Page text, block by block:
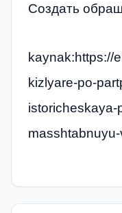
Создать
kaynak:https://
kizlyare-po-
istoricheskaya-